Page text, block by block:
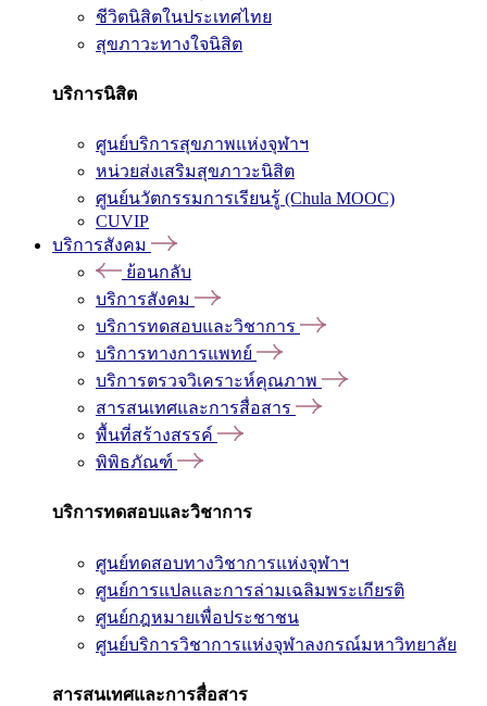
ชีวิตนิสิตในประเทศไทย
สุขภาวะทางใจนิสิต
บริการนิสิต
ศูนย์บริการสุขภาพแห่งจุฬาฯ
หน่วยส่งเสริมสุขภาวะนิสิต
ศูนย์นวัตกรรมการเรียนรู้ (Chula MOOC)
CUVIP
บริการสังคม
ย้อนกลับ
บริการสังคม
บริการทดสอบและวิชาการ
บริการทางการแพทย์
บริการตรวจวิเคราะห์คุณภาพ
สารสนเทศและการสื่อสาร
พื้นที่สร้างสรรค์
พิพิธภัณฑ์
บริการทดสอบและวิชาการ
ศูนย์ทดสอบทางวิชาการแห่งจุฬาฯ
ศูนย์การแปลและการล่ามเฉลิมพระเกียรติ
ศูนย์กฎหมายเพื่อประชาชน
ศูนย์บริการวิชาการแห่งจุฬาลงกรณ์มหาวิทยาลัย
สารสนเทศและการสื่อสาร